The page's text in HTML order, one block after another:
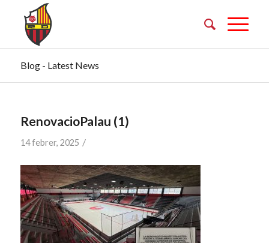
Blog - Latest News
RenovacioPalau (1)
14 febrer, 2025 /